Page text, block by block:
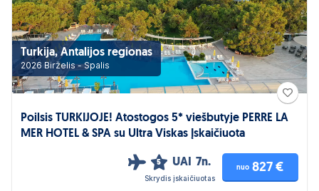
Turkija, Antalijos regionas
2026 Birželis - Spalis
Poilsis TURKIJOJE! Atostogos 5* viešbutyje PERRE LA
MER HOTEL & SPA su Ultra Viskas Įskaičiuota
5 UAI 7n.
Skrydis įskaičiuotas
nuo 827 €